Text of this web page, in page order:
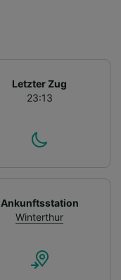
Letzter Zug
23:13
Ankunftsstation
Winterthur